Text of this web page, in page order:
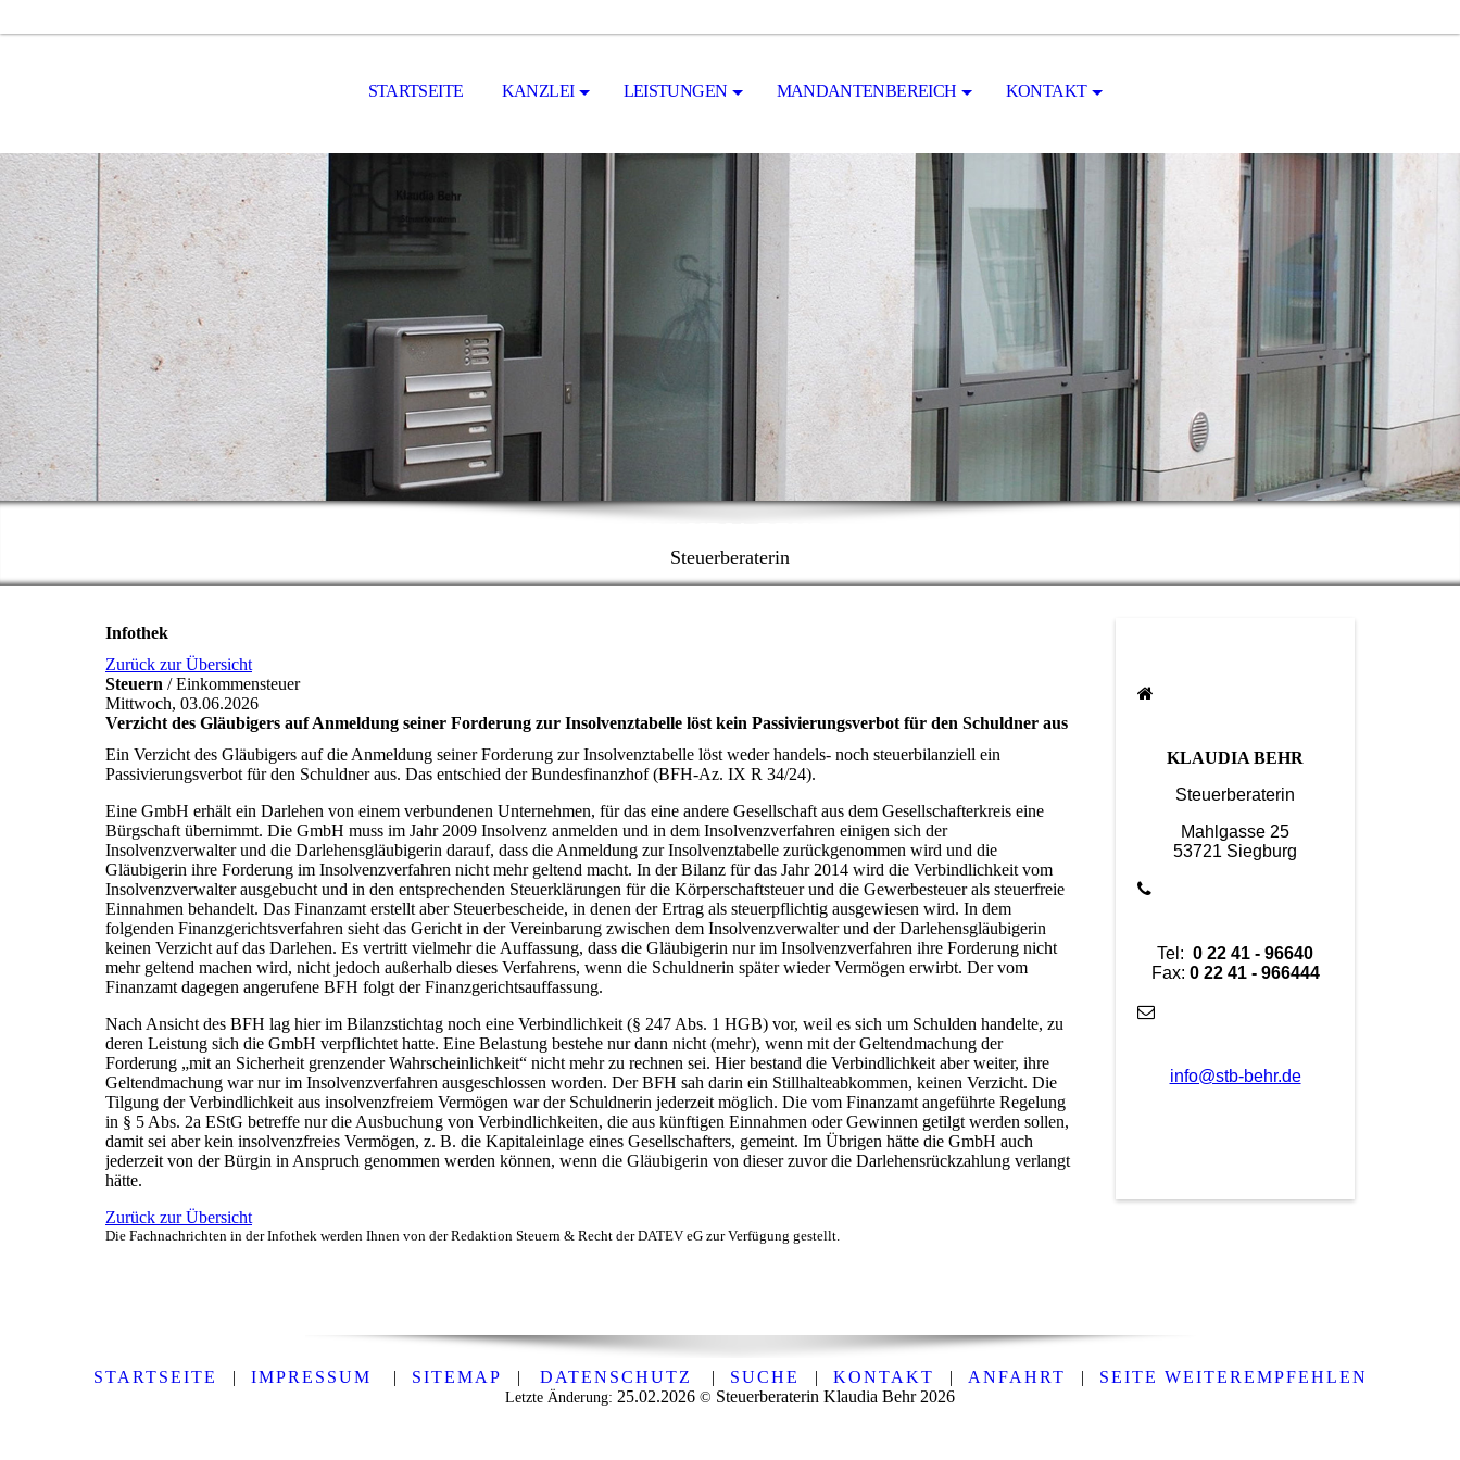
STARTSEITE KANZLEI LEISTUNGEN MANDANTENBEREICH KONTAKT
Steuerberaterin
Infothek
Zurück zur Übersicht
Steuern / Einkommensteuer
Mittwoch, 03.06.2026
Verzicht des Gläubigers auf Anmeldung seiner Forderung zur Insolvenztabelle löst kein Passivierungsverbot für den Schuldner aus
Ein Verzicht des Gläubigers auf die Anmeldung seiner Forderung zur Insolvenztabelle löst weder handels- noch steuerbilanziell ein
Passivierungsverbot für den Schuldner aus. Das entschied der Bundesfinanzhof (BFH-Az. IX R 34/24).
Eine GmbH erhält ein Darlehen von einem verbundenen Unternehmen, für das eine andere Gesellschaft aus dem Gesellschafterkreis eine
Bürgschaft übernimmt. Die GmbH muss im Jahr 2009 Insolvenz anmelden und in dem Insolvenzverfahren einigen sich der
Insolvenzverwalter und die Darlehensgläubigerin darauf, dass die Anmeldung zur Insolvenztabelle zurückgenommen wird und die
Gläubigerin ihre Forderung im Insolvenzverfahren nicht mehr geltend macht. In der Bilanz für das Jahr 2014 wird die Verbindlichkeit vom
Insolvenzverwalter ausgebucht und in den entsprechenden Steuerklärungen für die Körperschaftsteuer und die Gewerbesteuer als steuerfreie
Einnahmen behandelt. Das Finanzamt erstellt aber Steuerbescheide, in denen der Ertrag als steuerpflichtig ausgewiesen wird. In dem
folgenden Finanzgerichtsverfahren sieht das Gericht in der Vereinbarung zwischen dem Insolvenzverwalter und der Darlehensgläubigerin
keinen Verzicht auf das Darlehen. Es vertritt vielmehr die Auffassung, dass die Gläubigerin nur im Insolvenzverfahren ihre Forderung nicht
mehr geltend machen wird, nicht jedoch außerhalb dieses Verfahrens, wenn die Schuldnerin später wieder Vermögen erwirbt. Der vom
Finanzamt dagegen angerufene BFH folgt der Finanzgerichtsauffassung.
Nach Ansicht des BFH lag hier im Bilanzstichtag noch eine Verbindlichkeit (§ 247 Abs. 1 HGB) vor, weil es sich um Schulden handelte, zu
deren Leistung sich die GmbH verpflichtet hatte. Eine Belastung bestehe nur dann nicht (mehr), wenn mit der Geltendmachung der
Forderung „mit an Sicherheit grenzender Wahrscheinlichkeit“ nicht mehr zu rechnen sei. Hier bestand die Verbindlichkeit aber weiter, ihre
Geltendmachung war nur im Insolvenzverfahren ausgeschlossen worden. DerBFH sah darin ein Stillhalteabkommen, keinen Verzicht. Die
Tilgung der Verbindlichkeit aus insolvenzfreiem Vermögen war der Schuldnerin jederzeit möglich. Die vom Finanzamt angeführte Regelung
in § 5 Abs. 2a EStG betreffe nur die Ausbuchung von Verbindlichkeiten, die aus künftigen Einnahmen oder Gewinnen getilgt werden sollen,
damit sei aber kein insolvenzfreies Vermögen, z. B. die Kapitaleinlage eines Gesellschafters, gemeint. Im Übrigen hätte die GmbH auch
jederzeit von der Bürgin in Anspruch genommen werden können, wenn die Gläubigerin von dieser zuvor die Darlehensrückzahlung verlangt
hätte.
Zurück zur Übersicht
Die Fachnachrichten in der Infothek werden Ihnen von der Redaktion Steuern & Recht der DATEV eG zur Verfügung gestellt.
KLAUDIA BEHR
Steuerberaterin
Mahlgasse 25
53721 Siegburg
Tel: 0 22 41 - 96640
Fax: 0 22 41 - 966444
info@stb-behr.de
STARTSEITE | IMPRESSUM | SITEMAP | DATENSCHUTZ | SUCHE | KONTAKT | ANFAHRT | SEITE WEITEREMPFEHLEN
Letzte Änderung: 25.02.2026 © Steuerberaterin Klaudia Behr 2026